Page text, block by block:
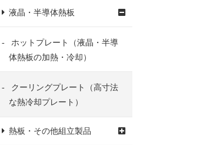
液晶・半導体熱板
ホットプレート（液晶・半導
体熱板の加熱・冷却）
クーリングプレート（高寸法
な熱冷却プレート）
熱板・その他組立製品